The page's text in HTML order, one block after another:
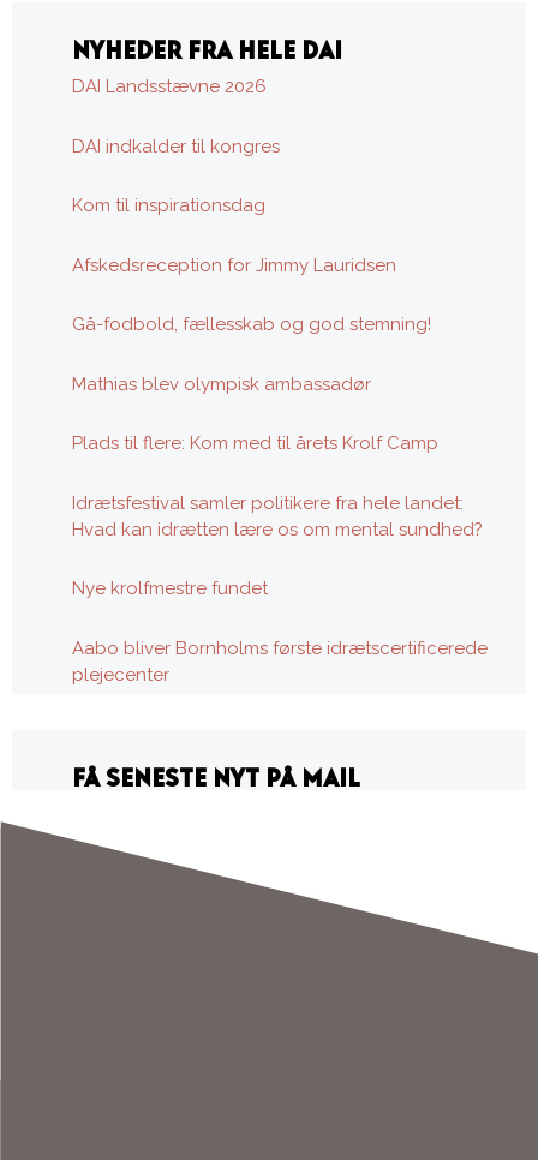
NYHEDER FRA HELE DAI
DAI Landsstævne 2026
DAI indkalder til kongres
Kom til inspirationsdag
Afskedsreception for Jimmy Lauridsen
Gå-fodbold, fællesskab og god stemning!
Mathias blev olympisk ambassadør
Plads til flere: Kom med til årets Krolf Camp
Idrætsfestival samler politikere fra hele landet:
Hvad kan idrætten lære os om mental sundhed?
Nye krolfmestre fundet
Aabo bliver Bornholms første idrætscertificerede
plejecenter
FÅ SENESTE NYT PÅ MAIL